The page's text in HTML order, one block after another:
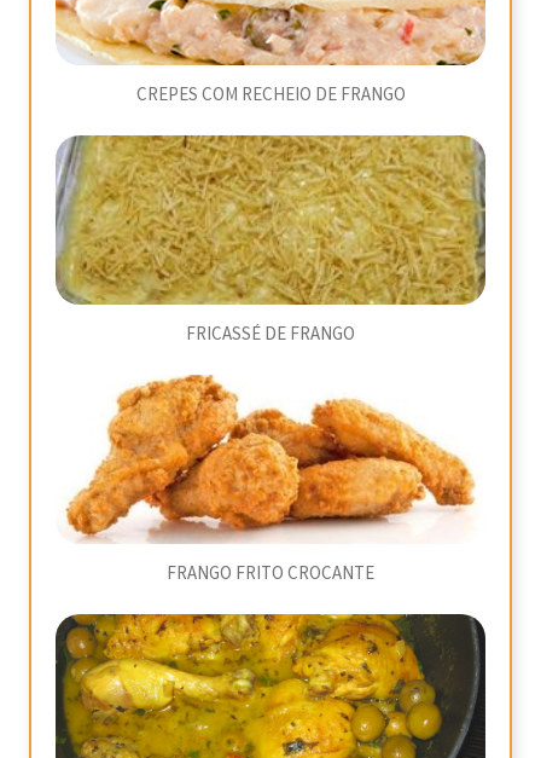
CREPES COM RECHEIO DE FRANGO
FRICASSÉ DE FRANGO
FRANGO FRITO CROCANTE